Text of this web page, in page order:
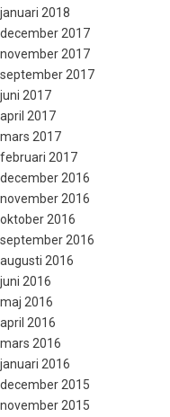
januari 2018
december 2017
november 2017
september 2017
juni 2017
april 2017
mars 2017
februari 2017
december 2016
november 2016
oktober 2016
september 2016
augusti 2016
juni 2016
maj 2016
april 2016
mars 2016
januari 2016
december 2015
november 2015